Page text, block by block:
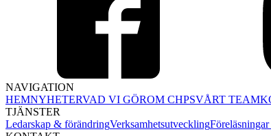
NAVIGATION
HEMNYHETERVAD VI GÖROM CHPSVÅRT TEAM
TJÄNSTER
Ledarskap & förändringVerksamhetsutveckling